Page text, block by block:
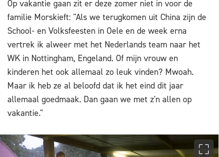
Op vakantie gaan zit er deze zomer niet in voor de
familie Morskieft: "Als we terugkomen uit China zijn de
School- en Volksfeesten in Oele en de week erna
vertrek ik alweer met het Nederlands team naar het
WK in Nottingham, Engeland. Of mijn vrouw en
kinderen het ook allemaal zo leuk vinden? Mwoah.
Maar ik heb ze al beloofd dat ik het eind dit jaar
allemaal goedmaak. Dan gaan we met z'n allen op
vakantie."